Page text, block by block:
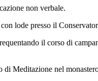
non verbale.
lode presso il
il corso di
Meditazione nel